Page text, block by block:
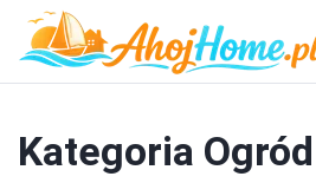
Kategoria Ogród